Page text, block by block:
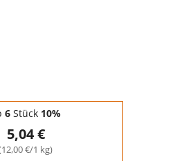
6 Stück 10%
5,04 €
€/1 kg)